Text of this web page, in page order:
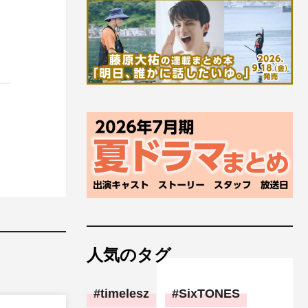
人気のタグ
timelesz SixTONES